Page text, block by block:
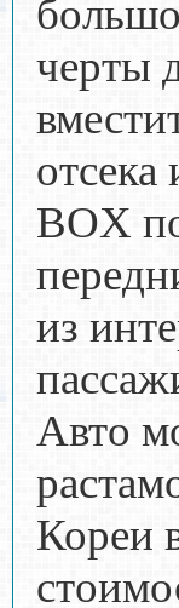
черты
BOX
из
Авто
Кореи